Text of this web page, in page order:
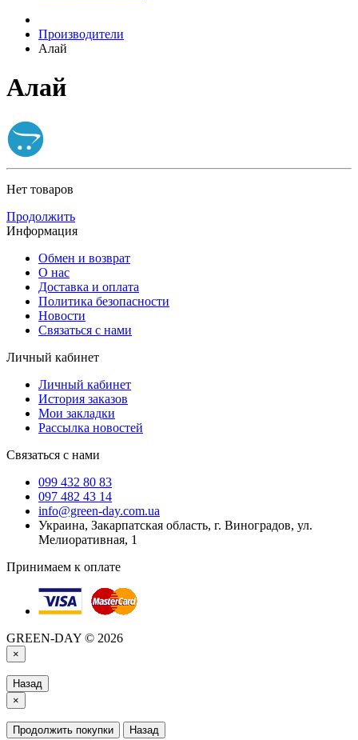
Производители
Алай
Алай
Нет товаров
Продолжить
Информация
Обмен и возврат
О нас
Доставка и оплата
Политика безопасности
Новости
Связаться с нами
Личный кабинет
Личный кабинет
История заказов
Мои закладки
Рассылка новостей
Связаться с нами
099 432 80 83
097 482 43 14
info@green-day.com.ua
Украина, Закарпатская область, г. Виноградов, ул.
Мелиоративная, 1
Принимаем к оплате
GREEN-DAY © 2026
×
Назад
×
Продолжить покупки Назад